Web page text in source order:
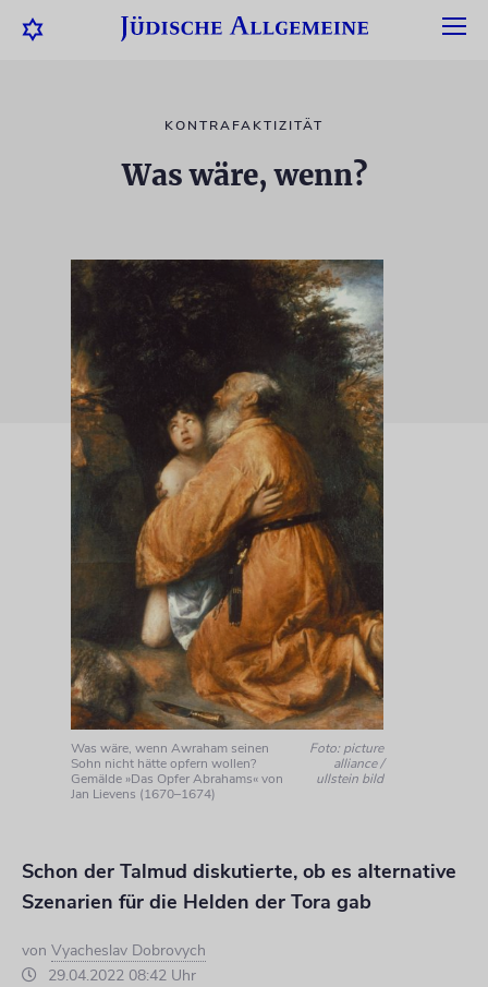
KONTRAFAKTIZITÄT
Was wäre, wenn?
Was wäre, wenn Awraham seinen
Sohn nicht hätte opfern wollen?
Gemälde »Das Opfer Abrahams« von
Jan Lievens (1670–1674)
Foto: picture
alliance /
ullstein bild
Schon der Talmud diskutierte, ob es alternative
Szenarien für die Helden der Tora gab
von Vyacheslav Dobrovych
29.04.2022 08:42 Uhr